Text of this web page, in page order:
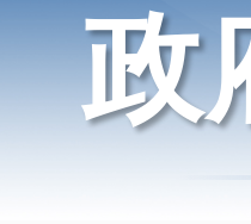
政